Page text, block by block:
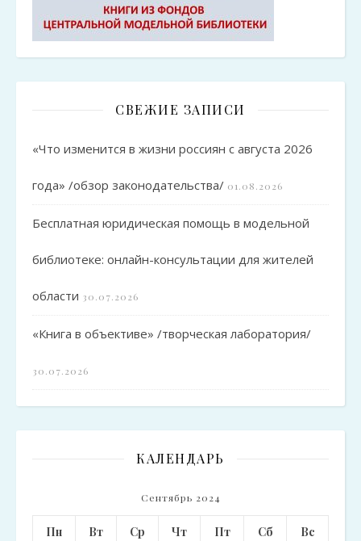
СВЕЖИЕ ЗАПИСИ
«Что изменится в жизни россиян с августа 2026
года» /обзор законодательства/ 01.08.2026
Бесплатная юридическая помощь в модельной
библиотеке: онлайн-консультации для жителей
области 30.07.2026
«Книга в объективе» /творческая лаборатория/
30.07.2026
КАЛЕНДАРЬ
Сентябрь 2024
Пн Вт Ср Чт Пт Сб Вс